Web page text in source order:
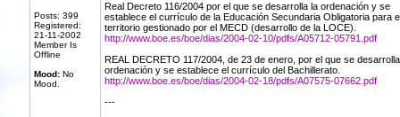
Posts: 399
Registered:
21-11-2002
Member Is
Offline
Mood:No
Mood.
Real Decreto 116/2004 por el que se desarrolla la ordenación y se
establece el currículo de la Educación Secundaria Obligatoria para
territorio gestionado por el MECD (desarrollo de la LOCE).
http://www.boe.es/boe/dias/2004-02-10/pdfs/A05712-05791.pdf
REAL DECRETO 117/2004, de 23 de enero, por el que se
ordenación y se establece el currículo del Bachillerato.
http://www.boe.es/boe/dias/2004-02-18/pdfs/A07575-07662.pdf
---